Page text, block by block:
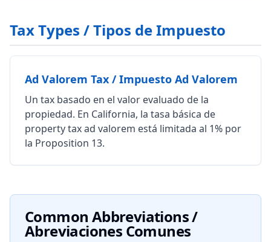
Tax Types / Tipos de Impuesto
Ad Valorem Tax / Impuesto Ad Valorem
Un tax basado en el valor evaluado de la
propiedad. En California, la tasa básica de
property tax ad valorem está limitada al 1% por
la Proposition 13.
Common Abbreviations /
Abreviaciones Comunes